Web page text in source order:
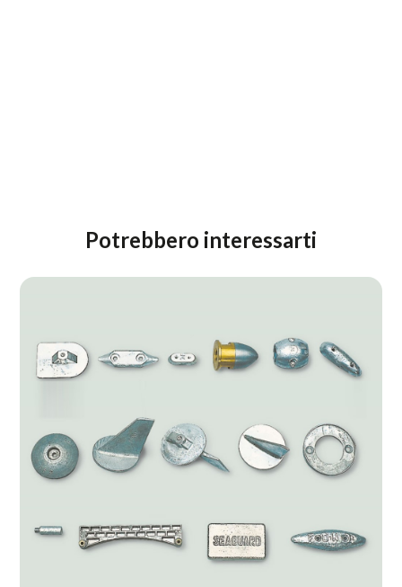
Potrebbero interessarti